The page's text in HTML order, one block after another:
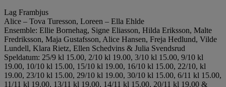
Lag Frambjus
Alice – Tova Turesson, Loreen – Ella Ehlde
Ensemble: Ellie Bornehag, Signe Eliasson, Hilda Eriksson, Malte
Fredriksson, Maja Gustafsson, Alice Hansen, Freja Hedlund, Vilde
Lundell, Klara Rietz, Ellen Schedvins & Julia Svendsrud
Speldatum: 25/9 kl 15.00, 2/10 kl 19.00, 3/10 kl 15.00, 9/10 kl
19.00, 10/10 kl 15.00, 15/10 kl 19.00, 16/10 kl 15.00, 22/10, kl
19.00, 23/10 kl 15.00, 29/10 kl 19.00, 30/10 kl 15.00, 6/11 kl 15.00,
11/11 kl 19.00, 13/11 kl 19.00, 14/11 kl 15.00, 20/11 kl 19.00 &